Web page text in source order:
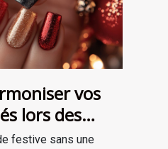
vos
lors des
festive sans une